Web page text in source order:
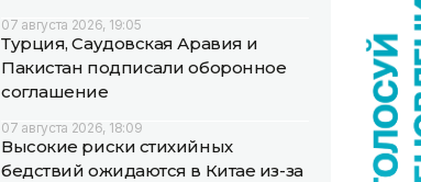
07 августа 2026, 19:05
Турция, Саудовская Аравия и
Пакистан подписали оборонное
соглашение
07 августа 2026, 18:09
Высокие риски стихийных
бедствий ожидаются в Китае из-за